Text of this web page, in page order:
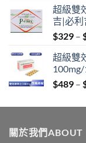
超級雙
吉|必
$329 –
超級雙
$489 –
關於我們ABOUT